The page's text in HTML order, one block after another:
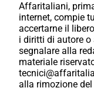
Affaritaliani,
internet, compie
accertarne il
i diritti di autore
segnalare alla
materiale
alla rimozione